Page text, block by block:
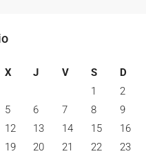
X J V S
D
1
2
5 6 7 8
9
12 13 14 15
16
19 20 21 22
23